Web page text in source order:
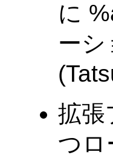
に
ー
拡張
つロ